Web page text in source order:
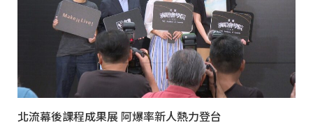
北流幕後課程成果展 阿爆率新人熱力登台